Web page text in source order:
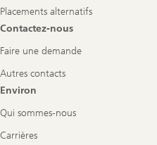
Placements alternatifs
Contactez-nous
Faire une demande
Autres contacts
Environ
Qui sommes-nous
Carrières